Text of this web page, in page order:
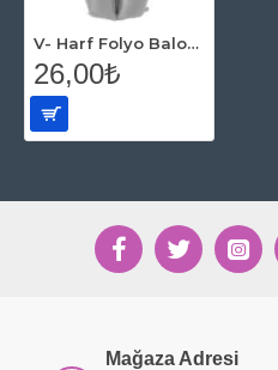
V- Harf Folyo Balon Gümüş 40 Cm
26,00₺
Mağaza Adresi